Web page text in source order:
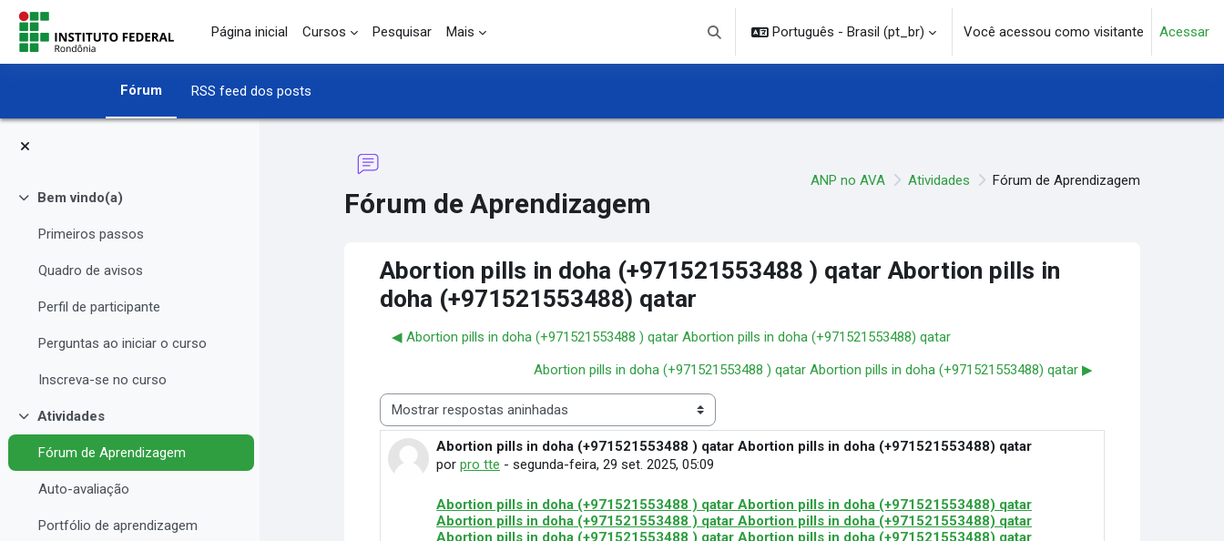
Ir para o conteúdo principal
Página inicial
Cursos Pesquisar Mais
Alternar entrada de pesquisa
Português - Brasil ‎(pt_br)‎ Você acessou como visitante Acessar
Fórum RSS feed dos posts
Contrair
Bem vindo(a)
Primeiros passos
Quadro de avisos
Perfil de participante
Perguntas ao iniciar o curso
Inscreva-se no curso
Contrair
Atividades
Fórum de Aprendizagem
Auto-avaliação
Portfólio de aprendizagem
Fórum de Aprendizagem
ANP no AVA Atividades Fórum de Aprendizagem
Abortion pills in doha (+971521553488 ) qatar Abortion pills in
doha (+971521553488) qatar
◀︎ Abortion pills in doha (+971521553488 ) qatar Abortion pills in doha (+971521553488) qatar
Abortion pills in doha (+971521553488 ) qatar Abortion pills in doha (+971521553488) qatar ▶︎
Modo de visualização
Abortion pills in doha (+971521553488 ) qatar Abortion pills in doha (+971521553488) qatar
porpro tte -segunda-feira, 29 set. 2025, 05:09
Número de respostas: 0
Abortion pills in doha (+971521553488 ) qatar Abortion pills in doha (+971521553488) qatar
Abortion pills in doha (+971521553488 ) qatar Abortion pills in doha (+971521553488) qatar
Abortion pills in doha (+971521553488 ) qatar Abortion pills in doha (+971521553488) qatar